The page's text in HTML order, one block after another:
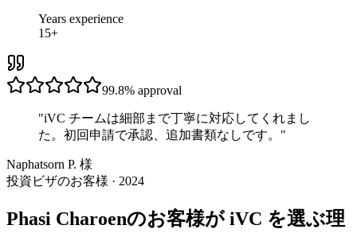
Years experience
15+
99.8% approval
"iVC チームは細部まで丁寧に対応してくれまし
た。初回申請で承認、追加書類なしです。 "
Naphatsorn P. 様
投資ビザのお客様 · 2024
Phasi Charoenのお客様が iVC を選ぶ理